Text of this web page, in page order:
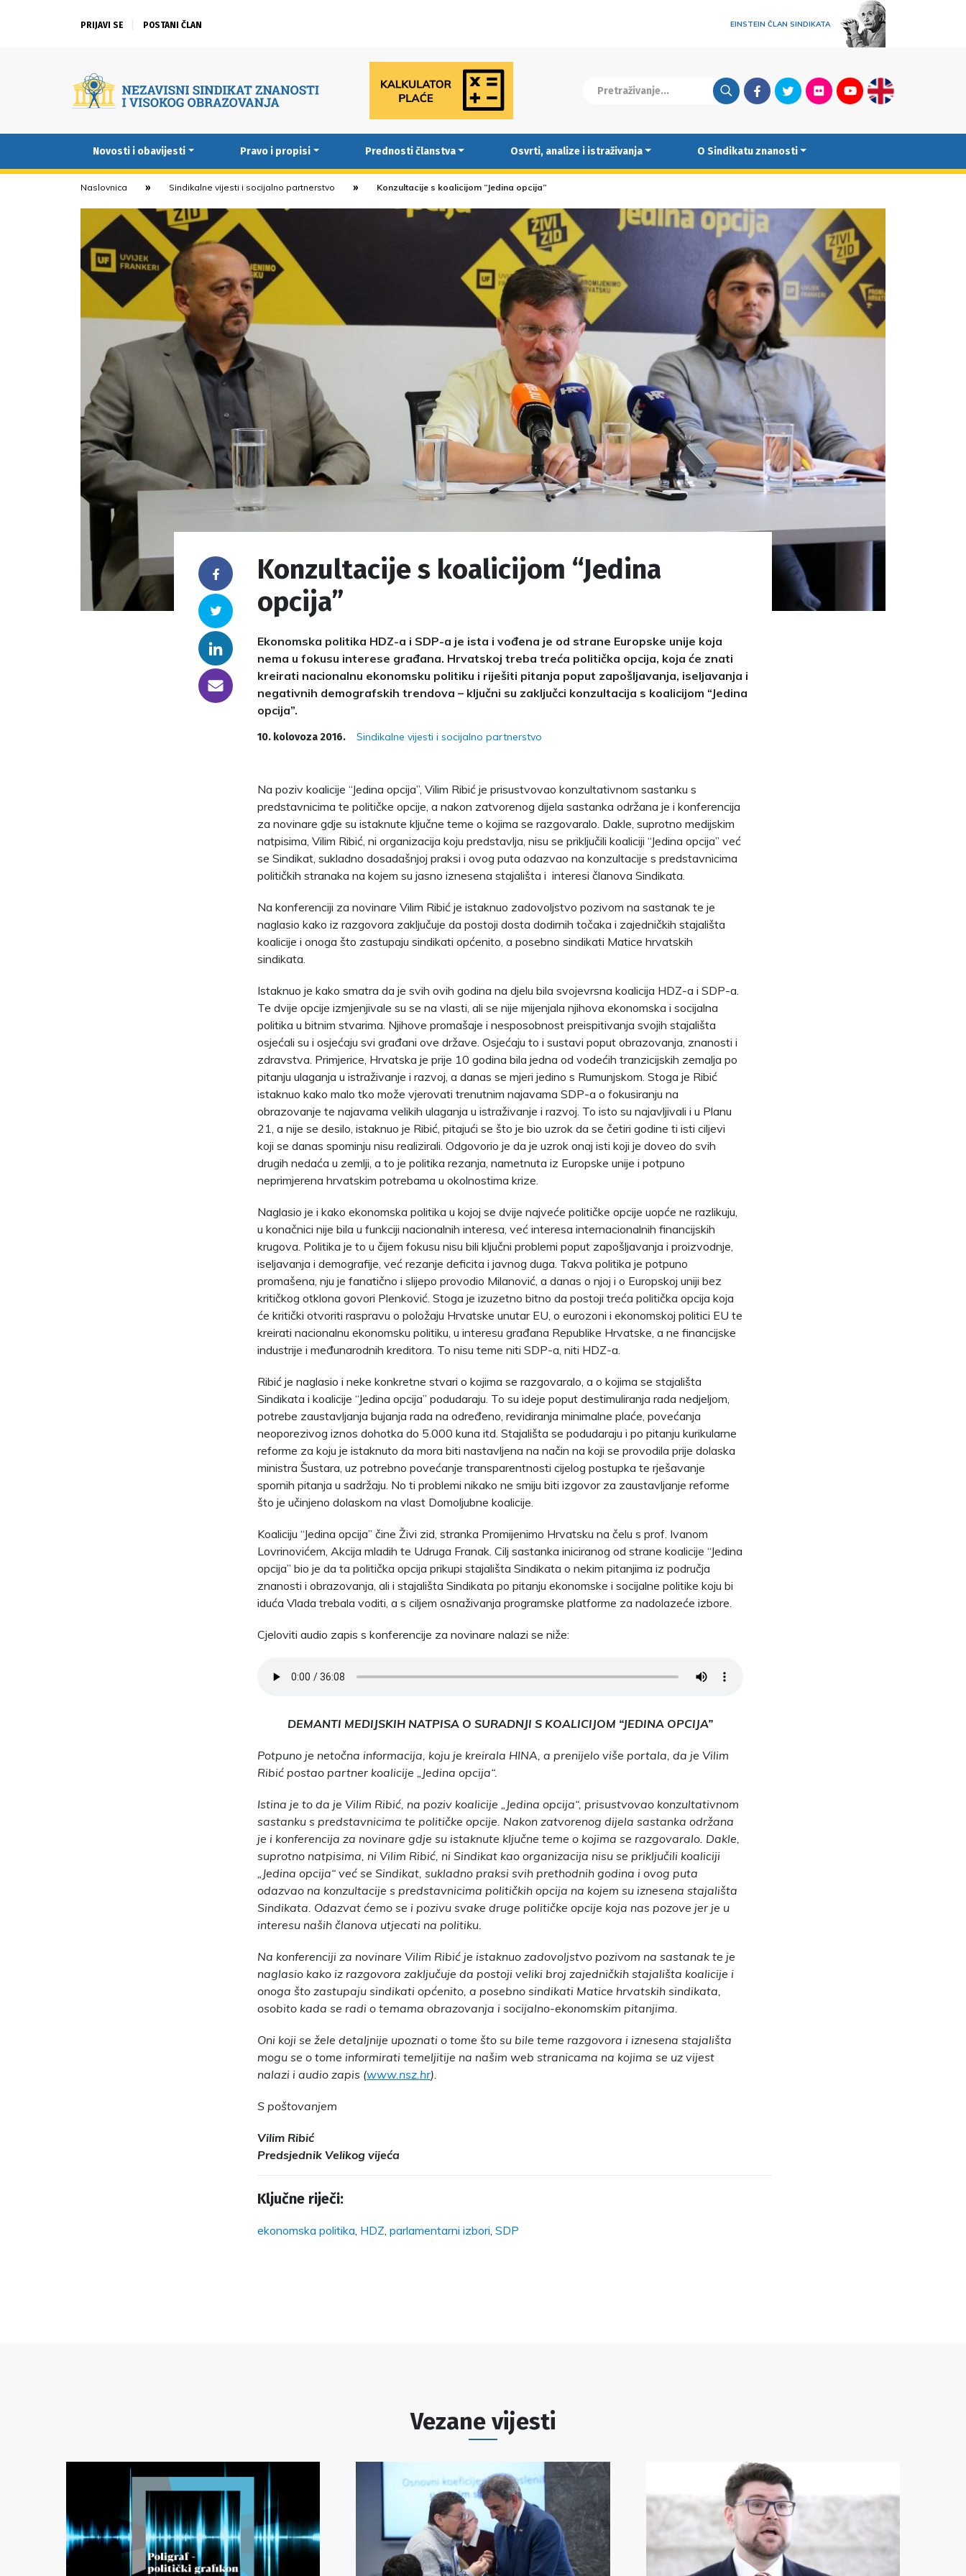
PRIJAVI SE POSTANI ČLAN EINSTEIN ČLAN SINDIKATA
FacebookTwitterFlickrYoutubeEnglish
Novosti i obavijesti Pravo i propisi Prednosti članstva Osvrti, analize i istraživanja O Sindikatu znanosti
Naslovnica Sindikalne vijesti i socijalno partnerstvo Konzultacije s koalicijom “Jedina opcija”
Facebook
Twitter
Linkedin
someone@yoursite.com
Konzultacije s koalicijom “Jedina
opcija”
Ekonomska politika HDZ-a i SDP-a je ista i vođena je od strane Europske unije koja
nema u fokusu interese građana. Hrvatskoj treba treća politička opcija, koja će znati
kreirati nacionalnu ekonomsku politiku i riješiti pitanja poput zapošljavanja, iseljavanja i
negativnih demografskih trendova – ključni su zaključci konzultacija s koalicijom “Jedina
opcija”.
10. kolovoza 2016. Sindikalne vijesti i socijalno partnerstvo
Na poziv koalicije “Jedina opcija”, Vilim Ribić je prisustvovao konzultativnom sastanku s
predstavnicima te političke opcije, a nakon zatvorenog dijela sastanka održana je i konferencija
za novinare gdje su istaknute ključne teme o kojima se razgovaralo. Dakle, suprotno medijskim
natpisima, Vilim Ribić, ni organizacija koju predstavlja, nisu se priključili koaliciji “Jedina opcija” već
se Sindikat, sukladno dosadašnjoj praksi i ovog puta odazvao na konzultacije s predstavnicima
političkih stranaka na kojem su jasno iznesena stajališta i interesi članova Sindikata.
Na konferenciji za novinare Vilim Ribić je istaknuo zadovoljstvo pozivom na sastanak te je
naglasio kako iz razgovora zaključuje da postoji dosta dodirnih točaka i zajedničkih stajališta
koalicije i onoga što zastupaju sindikati općenito, a posebno sindikati Matice hrvatskih
sindikata.
Istaknuo je kako smatra da je svih ovih godina na djelu bila svojevrsna koalicija HDZ-a i SDP-a.
Te dvije opcije izmjenjivale su se na vlasti, ali se nije mijenjala njihova ekonomska i socijalna
politika u bitnim stvarima. Njihove promašaje i nesposobnost preispitivanja svojih stajališta
osjećali su i osjećaju svi građani ove države. Osjećaju to i sustavi poput obrazovanja, znanosti i
zdravstva. Primjerice, Hrvatska je prije 10 godina bila jedna od vodećih tranzicijskih zemalja po
pitanju ulaganja u istraživanje i razvoj, a danas se mjeri jedino s Rumunjskom. Stoga je Ribić
istaknuo kako malo tko može vjerovati trenutnim najavama SDP-a o fokusiranju na
obrazovanje te najavama velikih ulaganja u istraživanje i razvoj. To isto su najavljivali i u Planu
21, a nije se desilo, istaknuo je Ribić, pitajući se što je bio uzrok da se četiri godine ti isti ciljevi
koji se danas spominju nisu realizirali. Odgovorio je da je uzrok onaj isti koji je doveo do svih
drugih nedaća u zemlji, a to je politika rezanja, nametnuta iz Europske unije i potpuno
neprimjerena hrvatskim potrebama u okolnostima krize.
Naglasio je i kako ekonomska politika u kojoj se dvije najveće političke opcije uopće ne razlikuju,
u konačnici nije bila u funkciji nacionalnih interesa, već interesa internacionalnih financijskih
krugova. Politika je to u čijem fokusu nisu bili ključni problemi poput zapošljavanja i proizvodnje,
iseljavanja i demografije, već rezanje deficita i javnog duga. Takva politika je potpuno
promašena, nju je fanatično i slijepo provodio Milanović, a danas o njoj i o Europskoj uniji bez
kritičkog otklona govori Plenković. Stoga je izuzetno bitno da postoji treća politička opcija koja
će kritički otvoriti raspravu o položaju Hrvatske unutar EU, o eurozoni i ekonomskoj politici EU te
kreirati nacionalnu ekonomsku politiku, u interesu građana Republike Hrvatske, a ne financijske
industrije i međunarodnih kreditora. To nisu teme niti SDP-a, niti HDZ-a.
Ribić je naglasio i neke konkretne stvari o kojima se razgovaralo, a o kojima se stajališta
Sindikata i koalicije “Jedina opcija” podudaraju. To su ideje poput destimuliranja rada nedjeljom,
potrebe zaustavljanja bujanja rada na određeno, revidiranja minimalne plaće, povećanja
neoporezivog iznos dohotka do 5.000 kuna itd. Stajališta se podudaraju i po pitanju kurikularne
reforme za koju je istaknuto da mora biti nastavljena na način na koji se provodila prije dolaska
ministra Šustara, uz potrebno povećanje transparentnosti cijelog postupka te rješavanje
spornih pitanja u sadržaju. No ti problemi nikako ne smiju biti izgovor za zaustavljanje reforme
što je učinjeno dolaskom na vlast Domoljubne koalicije.
Koaliciju “Jedina opcija” čine Živi zid, stranka Promijenimo Hrvatsku na čelu s prof. Ivanom
Lovrinovićem, Akcija mladih te Udruga Franak. Cilj sastanka iniciranog od strane koalicije “Jedina
opcija” bio je da ta politička opcija prikupi stajališta Sindikata o nekim pitanjima iz područja
znanosti i obrazovanja, ali i stajališta Sindikata po pitanju ekonomske i socijalne politike koju bi
iduća Vlada trebala voditi, a s ciljem osnaživanja programske platforme za nadolazeće izbore.
Cjeloviti audio zapis s konferencije za novinare nalazi se niže:
DEMANTI MEDIJSKIH NATPISA O SURADNJI S KOALICIJOM “JEDINA OPCIJA”
Potpuno je netočna informacija, koju je kreirala HINA, a prenijelo više portala, da je Vilim
Ribić postao partner koalicije „Jedina opcija“.
Istina je to da je Vilim Ribić, na poziv koalicije „Jedina opcija“, prisustvovao konzultativnom
sastanku s predstavnicima te političke opcije. Nakon zatvorenog dijela sastanka održana
je i konferencija za novinare gdje su istaknute ključne teme o kojima se razgovaralo. Dakle,
suprotno natpisima, ni Vilim Ribić, ni Sindikat kao organizacija nisu se priključili koaliciji
„Jedina opcija“ već se Sindikat, sukladno praksi svih prethodnih godina i ovog puta
odazvao na konzultacije s predstavnicima političkih opcija na kojem su iznesena stajališta
Sindikata. Odazvat ćemo se i pozivu svake druge političke opcije koja nas pozove jer je u
interesu naših članova utjecati na politiku.
Na konferenciji za novinare Vilim Ribić je istaknuo zadovoljstvo pozivom na sastanak te je
naglasio kako iz razgovora zaključuje da postoji veliki broj zajedničkih stajališta koalicije i
onoga što zastupaju sindikati općenito, a posebno sindikati Matice hrvatskih sindikata,
osobito kada se radi o temama obrazovanja i socijalno-ekonomskim pitanjima.
Oni koji se žele detaljnije upoznati o tome što su bile teme razgovora i iznesena stajališta
mogu se o tome informirati temeljitije na našim web stranicama na kojima se uz vijest
nalazi i audio zapis (www.nsz.hr).
S poštovanjem
Vilim Ribić
Predsjednik Velikog vijeća
Ključne riječi:
ekonomska politika, HDZ, parlamentarni izbori, SDP
Vezane vijesti